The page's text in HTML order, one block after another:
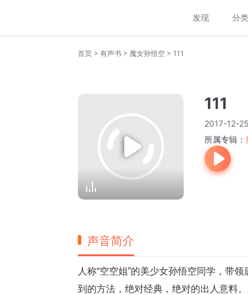
发现 分类
首页 > 有声书 > 魔女孙悟空 > 111
111
2017-12-
所属专辑：
声音简介
人称“空空姐”的美少女孙悟空同学，带
到的方法，绝对经典，绝对的出人意料